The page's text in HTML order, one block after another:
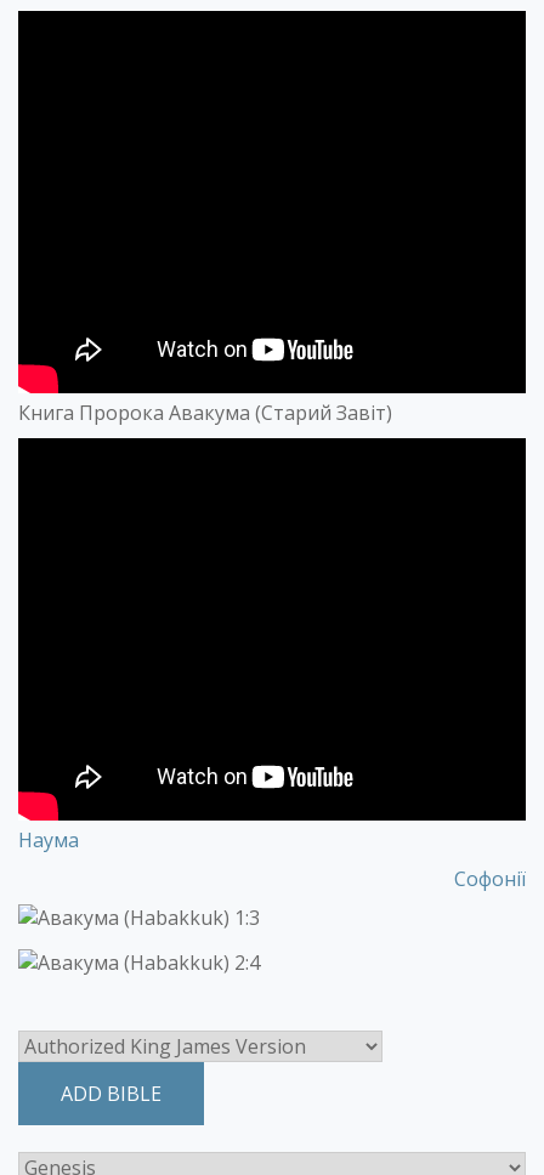
Книга Пророка Авакума (Старий Завіт)
Наума
Софонії
ADD BIBLE